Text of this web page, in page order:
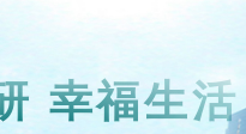
幸福生活